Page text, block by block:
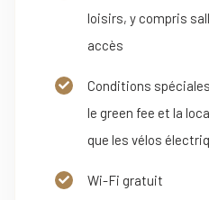
loisirs, y compris
accès
Conditions
le green fee et la
que les vélos
Wi-Fi gratuit